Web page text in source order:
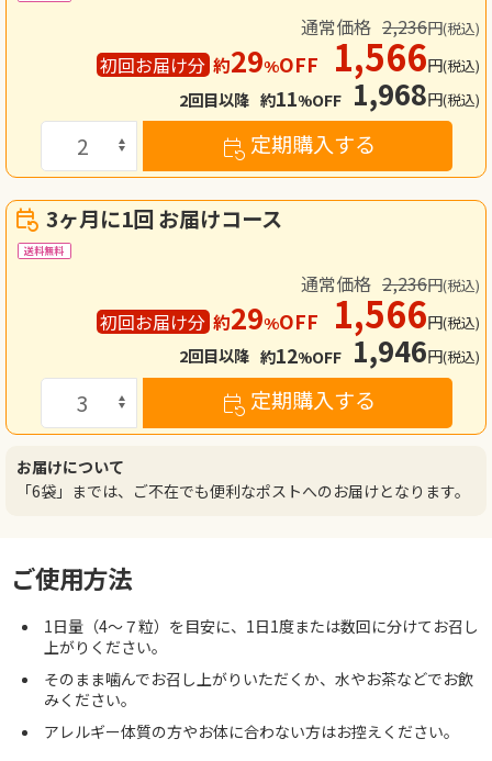
通常価格 2,236円(税込)
初回お届け分 約29%OFF 1,566円(税込)
2回目以降 約11%OFF 1,968円(税込)
定期購入する
3ヶ月に1回 お届けコース
送料無料
通常価格 2,236円(税込)
初回お届け分 約29%OFF 1,566円(税込)
2回目以降 約12%OFF 1,946円(税込)
定期購入する
お届けについて
「6袋」までは、ご不在でも便利なポストへのお届けとなります。
ご使用方法
1日量（4～７粒）を目安に、1日1度または数回に分けてお召し
上がりください。
そのまま噛んでお召し上がりいただくか、水やお茶などでお飲
みください。
アレルギー体質の方やお体に合わない方はお控えください。